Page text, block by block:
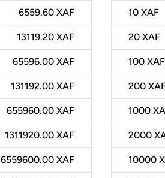
6559.60 XAF
13119.20 XAF
65596.00 XAF
131192.00 XAF
655960.00 XAF
1311920.00 XAF
6559600.00 XAF
10 XAF
20 XAF
100 XAF
200
1000
2000
10000